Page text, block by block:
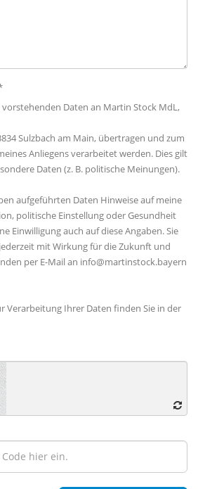
vorstehenden Daten an Martin Stock MdL,
Sulzbach am Main, übertragen und zum
Anliegens verarbeitet werden. Dies gilt
Daten (z. B. politische Meinungen).
aufgeführten Daten Hinweise auf meine
politische Einstellung oder Gesundheit
Einwilligung auch auf diese Angaben. Sie
mit Wirkung für die Zukunft und
per E-Mail an info@martinstock.bayern
Verarbeitung Ihrer Daten finden Sie in der